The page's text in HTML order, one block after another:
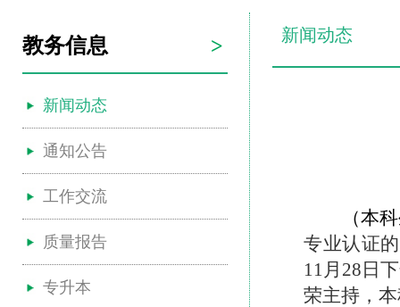
教务信息 >
新闻动态
通知公告
工作交流
质量报告
专升本
新闻动态
（本
专业认证
11月28日
荣主持，